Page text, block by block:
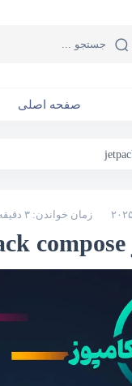
صفحه اصلی
زمان خواندن: ۳ دقیقه